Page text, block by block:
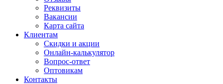
Реквизиты
Вакансии
Карта сайта
Клиентам
Скидки и акции
Онлайн-калькулятор
Вопрос-ответ
Оптовикам
Контакты